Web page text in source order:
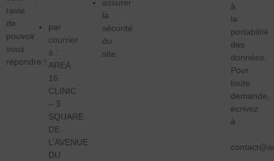
ravie
de
pouvoir
vous
répondre !
:
par
courrier
à :
AREA
16
CLINIC
– 3
SQUARE
DE
L’AVENUE
DU
assurer
la
sécurité
du
site.
à
la
portabilité
des
données.
Pour
toute
demande,
écrivez
à
: